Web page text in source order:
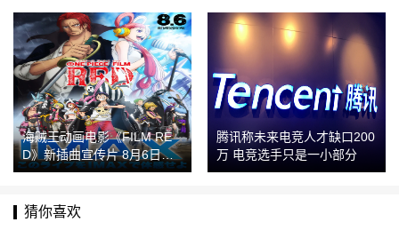
海贼王动画电影《FILM RE
D》新插曲宣传片 8月6日上
映
腾讯称未来电竞人才缺口200
万 电竞选手只是一小部分
猜你喜欢